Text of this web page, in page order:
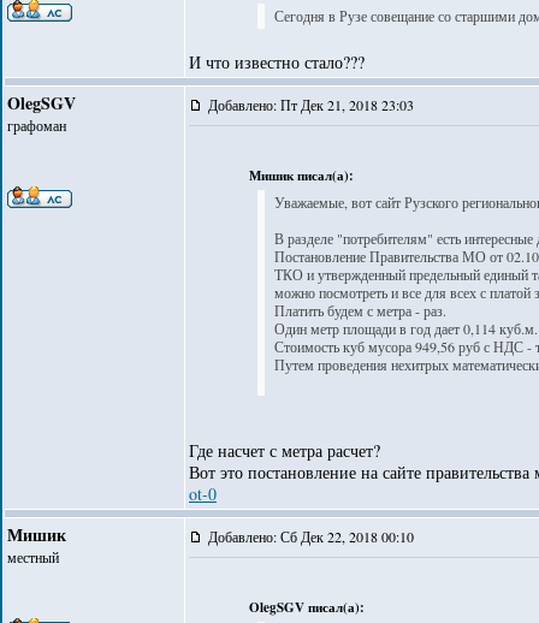
Сегодня в Рузе совещание со старшими
И что известно стало???
OlegSGV
графоман
Добавлено: Пт Дек 21, 2018 23:03
Мишик писал(а):
Уважаемые, вот сайт Рузского
В разделе "потребителям" есть
Постановление Правительства МО от
ТКО и утвержденный предельный единый
можно посмотреть и все для всех с платой
Платить будем с метра - раз.
Один метр площади в год дает 0,114
Стоимость куб мусора 949,56 руб с НДС -
Путем проведения нехитрых
Где насчет с метра расчет?
Вот это постановление на сайте
ot-0
Мишик
местный
Добавлено: Сб Дек 22, 2018 00:10
OlegSGV писал(а):